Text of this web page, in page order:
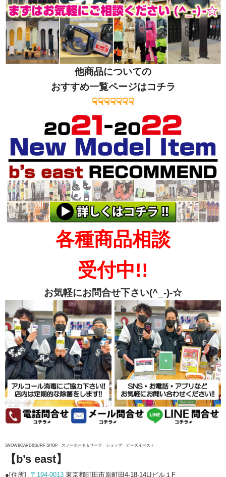
他商品についての
おすすめ一覧ページはコチラ
☟☟☟☟☟☟☟
各種商品相談
受付中!!
お気軽にお問合せ下さい(^_-)-☆
SNOWBOARD&SURF SHOP スノーボード＆サーフ ショップ ビーズイースト
【b’s east】
●[住所] 〒194-0013 東京都町田市原町田4-18-14LIビル１F